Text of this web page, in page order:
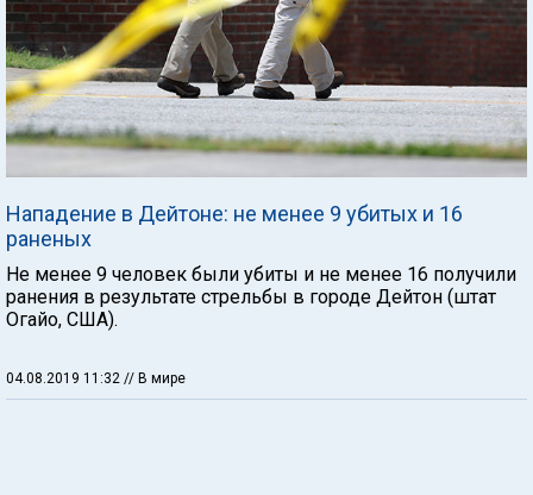
Нападение в Дейтоне: не менее 9 убитых и 16
раненых
Не менее 9 человек были убиты и не менее 16 получили
ранения в результате стрельбы в городе Дейтон (штат
Огайо, США).
04.08.2019 11:32 // В мире